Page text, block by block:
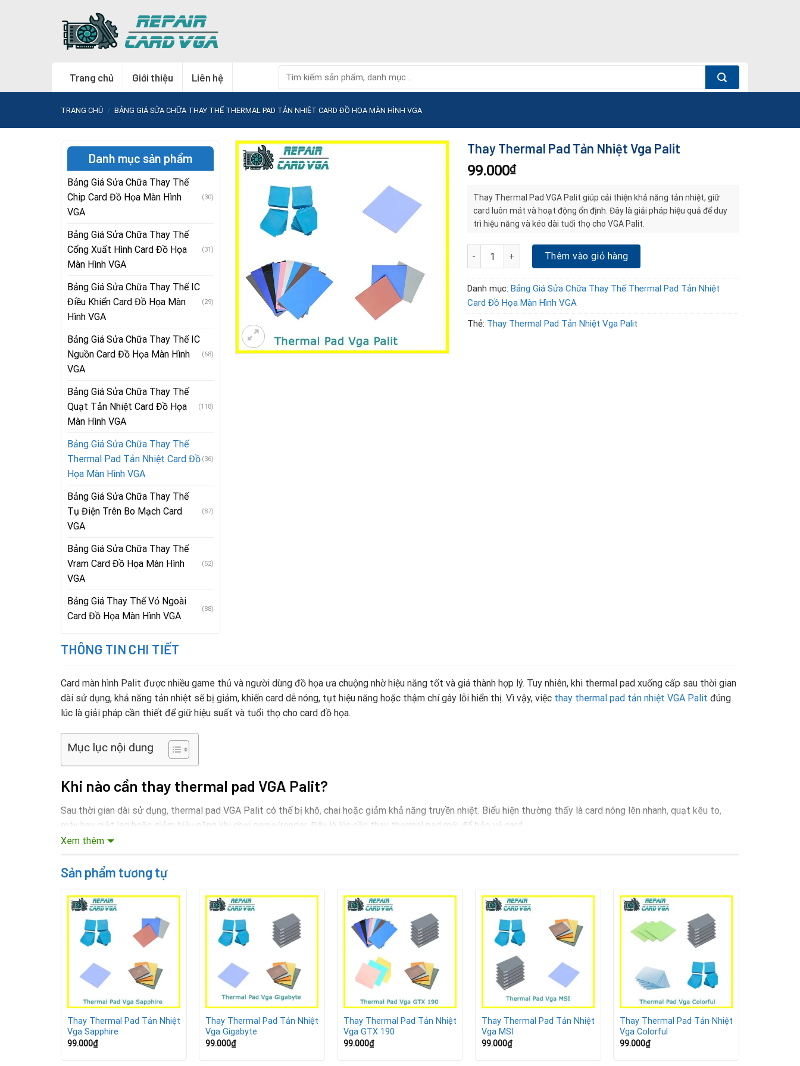
Trang chủ Giới thiệu Liên hệ
kiếm:
TRANG CHỦ / BẢNG GIÁ SỬA CHỮA THAY THẾ THERMAL PAD TẢN NHIỆT CARD ĐỒ HỌA MÀN HÌNH VGA
Thay Thermal Pad Tản Nhiệt Vga Palit
99.000₫
Thay Thermal Pad VGA Palit giúp cải thiện khả năng tản nhiệt, giữ
card luôn mát và hoạt động ổn định. Đây là giải pháp hiệu quả để duy
trì hiệu năng và kéo dài tuổi thọ cho VGA Palit.
Thay Thermal Pad Tản Nhiệt Vga Palit số lượng
Thêm vào giỏ hàng
Danh mục: Bảng Giá Sửa Chữa Thay Thế Thermal Pad Tản Nhiệt
Card Đồ Họa Màn Hình VGA
Thẻ: Thay Thermal Pad Tản Nhiệt Vga Palit
Danh mục sản phẩm
Bảng Giá Sửa Chữa Thay Thế
Chip Card Đồ Họa Màn Hình
VGA
(30)
Bảng Giá Sửa Chữa Thay Thế
Cổng Xuất Hình Card Đồ Họa
Màn Hình VGA
(31)
Bảng Giá Sửa Chữa Thay Thế IC
Điều Khiển Card Đồ Họa Màn
Hình VGA
(29)
Bảng Giá Sửa Chữa Thay Thế IC
Nguồn Card Đồ Họa Màn Hình
VGA
(68)
Bảng Giá Sửa Chữa Thay Thế
Quạt Tản Nhiệt Card Đồ Họa
Màn Hình VGA
(118)
Bảng Giá Sửa Chữa Thay Thế
Thermal Pad Tản Nhiệt Card Đồ
Họa Màn Hình VGA
(36)
Bảng Giá Sửa Chữa Thay Thế
Tụ Điện Trên Bo Mạch Card
VGA
(87)
Bảng Giá Sửa Chữa Thay Thế
Vram Card Đồ Họa Màn Hình
VGA
(52)
Bảng Giá Thay Thế Vỏ Ngoài
Card Đồ Họa Màn Hình VGA
(88)
THÔNG TIN CHI TIẾT
Card màn hình Palit được nhiều game thủ và người dùng đồ họa ưa chuộng nhờ hiệu năng tốt và giá thành hợp lý. Tuy nhiên, khi thermal pad xuống cấp sau thời gian
dài sử dụng, khả năng tản nhiệt sẽ bị giảm, khiến card dễ nóng, tụt hiệu năng hoặc thậm chí gây lỗi hiển thị. Vì vậy, việc thay thermal pad tản nhiệt VGA Palit đúng
lúc là giải pháp cần thiết để giữ hiệu suất và tuổi thọ cho card đồ họa.
Mục lục nội dung
Khi nào cần thay thermal pad VGA Palit?
Sau thời gian dài sử dụng, thermal pad VGA Palit có thể bị khô, chai hoặc giảm khả năng truyền nhiệt. Biểu hiện thường thấy là card nóng lên nhanh, quạt kêu to,
máy hay giật lag hoặc giảm hiệu năng khi chơi game/render. Đây là lúc cần thay thermal pad mới để bảo vệ card.
Giúp VGA Palit duy trì nhiệt độ ổn định khi hoạt động nặng.
Đảm bảo hiệu năng xử lý luôn mượt mà.
Giảm rủi ro hỏng hóc linh kiện do quá nhiệt.
Kéo dài tuổi thọ và tăng độ bền cho card màn hình.
Quy trình thay thermal pad VGA Palit
Xem thêm
Sản phẩm tương tự
Thay Thermal Pad Tản Nhiệt
Vga Sapphire
99.000₫
Thay Thermal Pad Tản Nhiệt
Vga Gigabyte
99.000₫
Thay Thermal Pad Tản Nhiệt
Vga GTX 190
99.000₫
Thay Thermal Pad Tản Nhiệt
Vga MSI
99.000₫
Thay Thermal Pad Tản Nhiệt
Vga Colorful
99.000₫